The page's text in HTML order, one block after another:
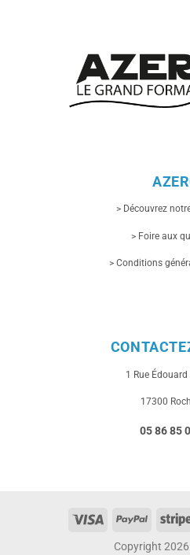
> Découvrez
> Foire aux
> Conditions
1 Rue
17300
05 86 85
Visa PayPal
Copyright